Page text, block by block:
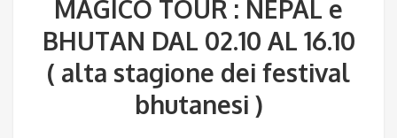
MAGICO TOUR : NEPAL e
BHUTAN DAL 02.10 AL 16.10
( alta stagione dei festival
bhutanesi )